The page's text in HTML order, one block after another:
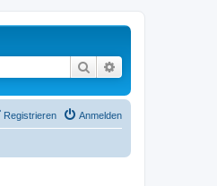
Suche
Anmelden
Registrieren